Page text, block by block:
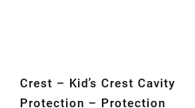
Crest – Kid’s Crest Cavity
Protection – Protection